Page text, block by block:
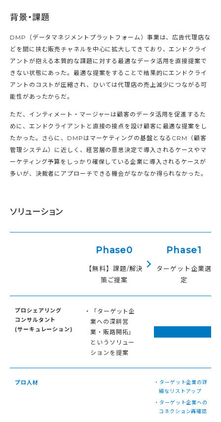
背景・課題
DMP（データマネジメントプラットフォーム）事業は、広告代理店な
どを間に挟む販売チャネルを中心に拡大してきており、エンドクライ
アントが抱える本質的な課題に対する最適なデータ活用を直接提案で
きない状態にあった。最適な提案をすることで結果的にエンドクライ
アントのコストが圧縮され、ひいては代理店の売上減少につながる可
能性があったからだ。
ただ、インティメート・マージャーは顧客のデータ活用を促進するた
めに、エンドクライアントと直接の接点を設け顧客に最適な提案をし
たかった。さらに、DMPはマーケティングの基盤となるCRM（顧客
管理システム）に近しく、経営層の意思決定で導入されるケースやマ
ーケティング予算をしっかり確保している企業に導入されるケースが
多いが、決裁者にアプローチできる機会がなかなか得られなかった。
ソリューション
Phase0
【無料】課題/解決
策ご提案
Phase1
ターゲット企業選
定
プロシェアリング
コンサルタント
(サーキュレーション)
・「ターゲット企
業への深耕営
業・販路開拓」
というソリュー
ションを提案
プロ人材
・ターゲット企業の詳
細なリストアップ
・ターゲット企業への
コネクション再確認